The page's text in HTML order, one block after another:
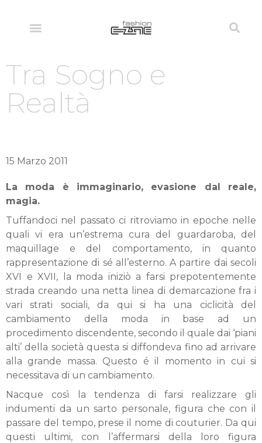
Tra Sogno e
Realtà
15 Marzo 2011
La moda è immaginario, evasione dal reale,
magia.
Tuffandoci nel passato ci ritroviamo in epoche nelle
quali vi era un’estrema cura del guardaroba, del
maquillage e del comportamento, in quanto
rappresentazione di sé all’esterno. A partire dai secoli
XVI e XVII, la moda iniziò a farsi prepotentemente
strada creando una netta linea di demarcazione fra i
vari strati sociali, da qui si ha una ciclicità del
cambiamento della moda in base ad un
procedimento discendente, secondo il quale dai ‘piani
alti’ della società questa si diffondeva fino ad arrivare
alla grande massa. Questo é il momento in cui si
necessitava di un cambiamento.
Nacque così la tendenza di farsi realizzare gli
indumenti da un sarto personale, figura che con il
passare del tempo, prese il nome di couturier. Da qui
questi ultimi, con l’affermarsi della loro figura